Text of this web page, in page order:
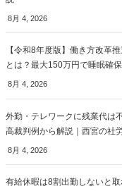
8月 4, 2026
【令和8年度版】働き方改革
とは？最大150万円で睡眠確
8月 4, 2026
外勤・テレワークに残業代は
高裁判例から解説｜西宮の社
8月 4, 2026
有給休暇は8割出勤しないと